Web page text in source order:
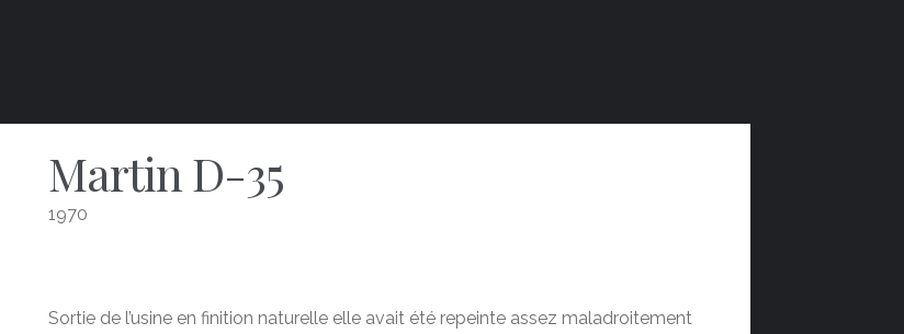
Martin D-35
1970
Sortie de l’usine en finition naturelle elle avait été repeinte assez maladroitement